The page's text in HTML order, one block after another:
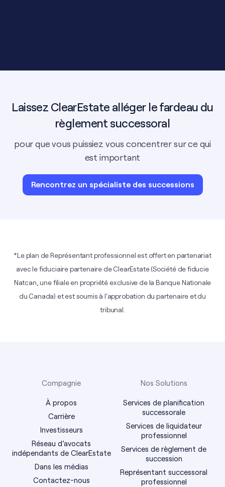
Laissez ClearEstate alléger le fardeau du
règlement successoral
pour que vous puissiez vous concentrer sur ce qui
est important
Rencontrez un spécialiste des successions
*Le plan de Représentant professionnel est offert en partenariat
avec le fiduciaire partenaire de ClearEstate (Société de fiducie
Natcan, une filiale en propriété exclusive de la Banque Nationale
du Canada) et est soumis à l'approbation du partenaire et du
tribunal.
Compagnie
À propos
Carrière
Investisseurs
Réseau d’avocats
indépendants de ClearEstate
Dans les médias
Contactez-nous
Nos Solutions
Services de planification
successorale
Services de liquidateur
professionnel
Services de règlement de
succession
Représentant successoral
professionnel